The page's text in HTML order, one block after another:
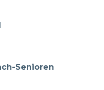
Senioren